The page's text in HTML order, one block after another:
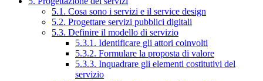
5.1. Cosa sono i servizi e il service design
5.2. Progettare servizi pubblici digitali
5.3. Definire il modello di servizio
5.3.1. Identificare gli attori coinvolti
5.3.2. Formulare la proposta di valore
5.3.3. Inquadrare gli elementi costitutivi del
servizio